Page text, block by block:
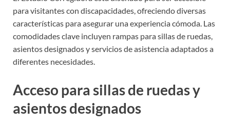
para visitantes con discapacidades, ofreciendo diversas
características para asegurar una experiencia cómoda. Las
comodidades clave incluyen rampas para sillas de ruedas,
asientos designados y servicios de asistencia adaptados a
diferentes necesidades.
Acceso para sillas de ruedas y
asientos designados